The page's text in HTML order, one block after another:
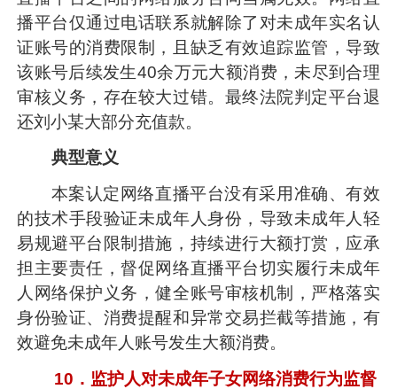
播平台仅通过电话联系就解除了对未成年实名认
证账号的消费限制，且缺乏有效追踪监管，导致
该账号后续发生40余万元大额消费，未尽到合理
审核义务，存在较大过错。最终法院判定平台退
还刘小某大部分充值款。
典型意义
本案认定网络直播平台没有采用准确、有效
的技术手段验证未成年人身份，导致未成年人轻
易规避平台限制措施，持续进行大额打赏，应承
担主要责任，督促网络直播平台切实履行未成年
人网络保护义务，健全账号审核机制，严格落实
身份验证、消费提醒和异常交易拦截等措施，有
效避免未成年人账号发生大额消费。
10．监护人对未成年子女网络消费行为监督